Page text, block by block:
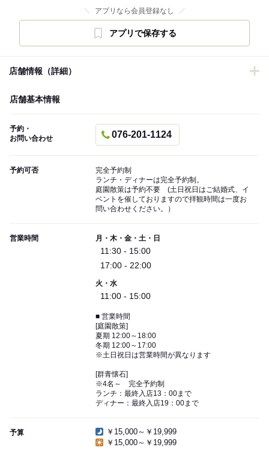
アプリなら会員登録なし
アプリで保存する
店舗情報（詳細）
店舗基本情報
予約・
お問い合わせ
076-201-1124
予約可否
完全予約制
ランチ・ディナーは完全予約制。
庭園散策は予約不要 (土日祝日はご結婚式、イ
ベントを催しておりますので拝観時間は一度お
問い合わせください。）
営業時間 月・木・金・土・日
11:30 - 15:00
17:00 - 22:00
火・水
11:00 - 15:00
■ 営業時間
[庭園散策]
夏期 12:00～18:00
冬期 12:00～17:00
※土日祝日は営業時間が異なります
[群青懐石]
※4名～ 完全予約制
ランチ：最終入店13：00まで
ディナー：最終入店19：00まで
予算
￥15,000～￥19,999
￥15,000～￥19,999